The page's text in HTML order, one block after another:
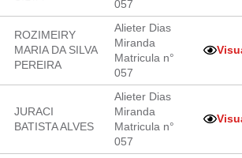
057
ROZIMEIRY
MARIA DA SILVA
PEREIRA
Alieter Dias
Miranda
Matricula n°
057
JURACI
BATISTA ALVES
Alieter Dias
Miranda
Matricula n°
057